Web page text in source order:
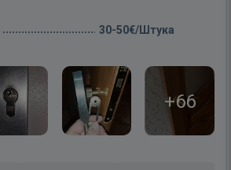
30-50€/Штука
+66